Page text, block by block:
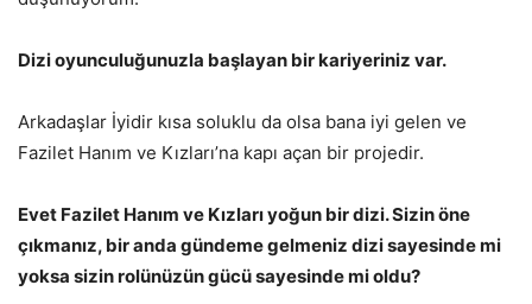
Dizi oyunculuğunuzla başlayan bir kariyeriniz var.
Arkadaşlar İyidir kısa soluklu da olsa bana iyi gelen ve
Fazilet Hanım ve Kızları’na kapı açan bir projedir.
Evet Fazilet Hanım ve Kızları yoğun bir dizi. Sizin öne
çıkmanız, bir anda gündeme gelmeniz dizi sayesinde mi
yoksa sizin rolünüzün gücü sayesinde mi oldu?